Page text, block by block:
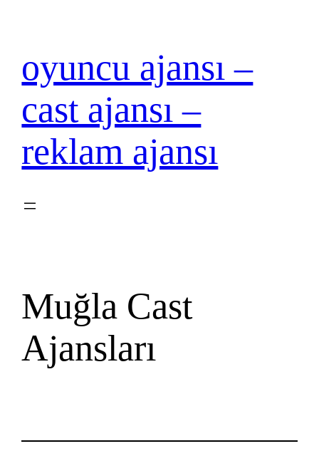
oyuncu ajansı –
cast ajansı –
reklam ajansı
Muğla Cast
Ajansları